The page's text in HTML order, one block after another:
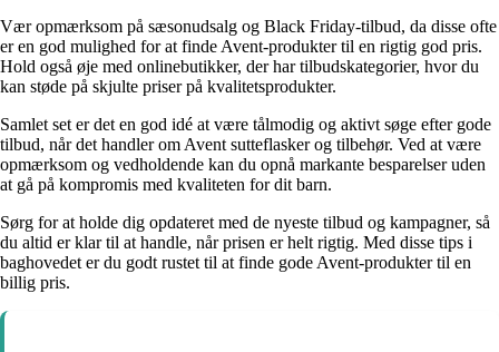
Vær opmærksom på sæsonudsalg og Black Friday-tilbud, da disse ofte
er en god mulighed for at finde Avent-produkter til en rigtig god pris.
Hold også øje med onlinebutikker, der har tilbudskategorier, hvor du
kan støde på skjulte priser på kvalitetsprodukter.
Samlet set er det en god idé at være tålmodig og aktivt søge efter gode
tilbud, når det handler om Avent sutteflasker og tilbehør. Ved at være
opmærksom og vedholdende kan du opnå markante besparelser uden
at gå på kompromis med kvaliteten for dit barn.
Sørg for at holde dig opdateret med de nyeste tilbud og kampagner, så
du altid er klar til at handle, når prisen er helt rigtig. Med disse tips i
baghovedet er du godt rustet til at finde gode Avent-produkter til en
billig pris.